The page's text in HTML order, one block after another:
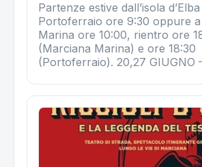
Partenze estive dall’isola
Portoferraio ore 9:30 oppure
Marina ore 10:00, rientro ore
(Marciana Marina) e ore 18:30
(Portoferraio). 20,27 GIUGNO –